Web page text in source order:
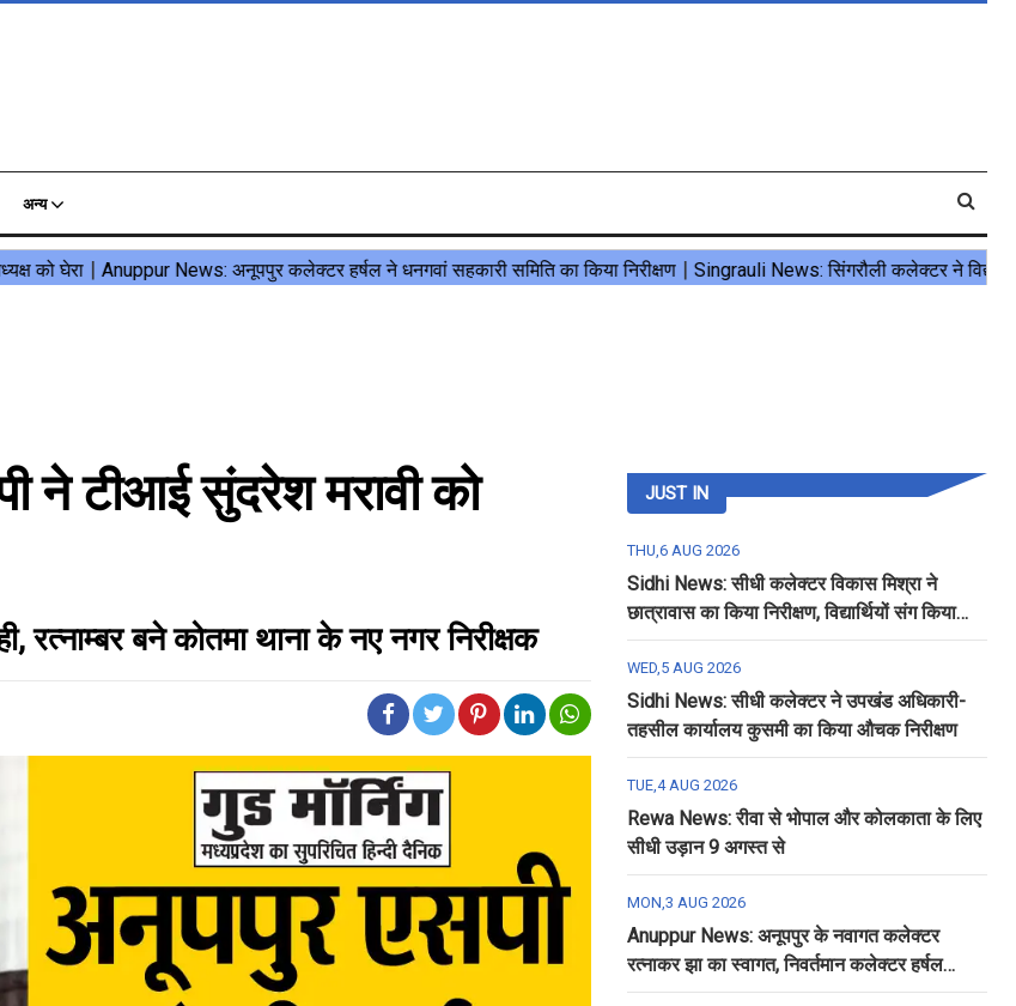
अन्य
टीआई सुंदरेश मरावी को
रत्नाम्बर बने कोतमा थाना के नए नगर निरीक्षक
JUST IN
THU,6 AUG 2026
Sidhi News: सीधी कलेक्टर विकास मिश्रा ने
छात्रावास का किया निरीक्षण, विद्यार्थियों संग किया
रात्रि भोजन
WED,5 AUG 2026
Sidhi News: सीधी कलेक्टर ने उपखंड अधिकारी-
तहसील कार्यालय कुसमी का किया औचक निरीक्षण
TUE,4 AUG 2026
Rewa News: रीवा से भोपाल और कोलकाता के लिए
सीधी उड़ान 9 अगस्त से
MON,3 AUG 2026
Anuppur News: अनूपपुर के नवागत कलेक्टर
रत्नाकर झा का स्वागत, निवर्तमान कलेक्टर हर्षल
पंचोली को दी गई विदाई